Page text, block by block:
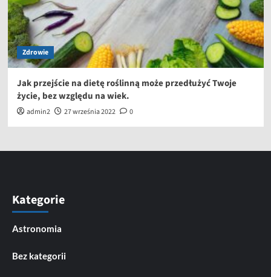
Zdrowie
Jak przejście na dietę roślinną może przedłużyć Twoje
życie, bez względu na wiek.
admin2 27 września 2022 0
Kategorie
Astronomia
Bez kategorii